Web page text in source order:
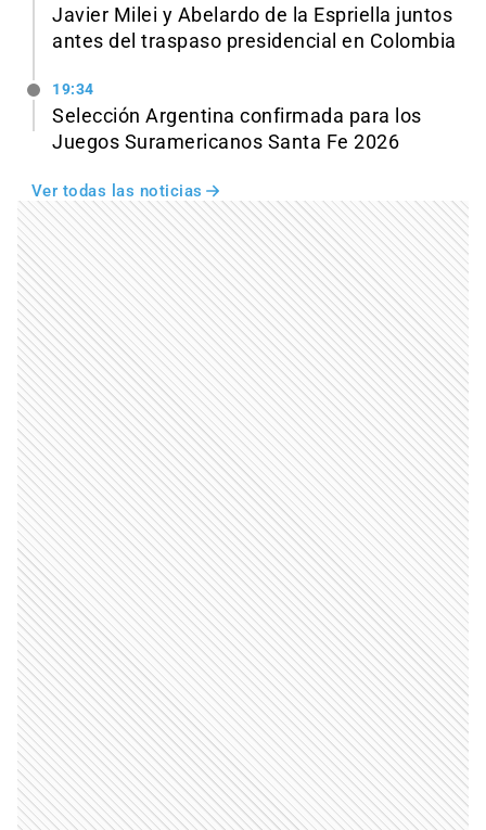
Javier Milei y Abelardo de la Espriella juntos
antes del traspaso presidencial en Colombia
19:34
Selección Argentina confirmada para los
Juegos Suramericanos Santa Fe 2026
Ver todas las noticias